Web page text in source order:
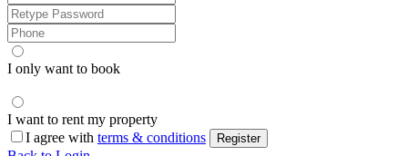
I only want to book
I want to rent my property
I agree with terms & conditions Register